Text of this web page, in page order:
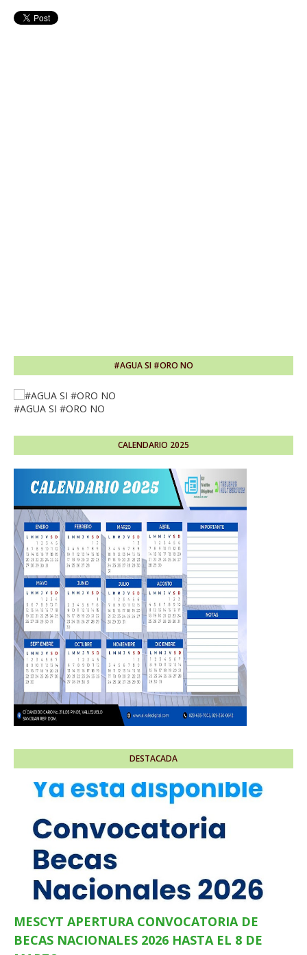
#AGUA SI #ORO NO
#AGUA SI #ORO NO
CALENDARIO 2025
DESTACADA
MESCYT APERTURA CONVOCATORIA DE
BECAS NACIONALES 2026 HASTA EL 8 DE